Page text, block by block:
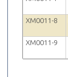
XM0011-8
XM0011-9